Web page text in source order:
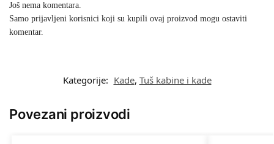
Još nema komentara.
Samo prijavljeni korisnici koji su kupili ovaj proizvod mogu ostaviti
komentar.
Kategorije: Kade, Tuš kabine i kade
Povezani proizvodi